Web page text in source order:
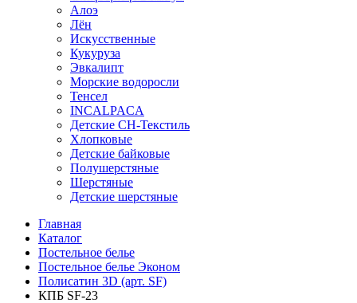
Алоэ
Лён
Искусственные
Кукуруза
Эвкалипт
Морские водоросли
Тенсел
INCALPACA
Детские СН-Текстиль
Хлопковые
Детские байковые
Полушерстяные
Шерстяные
Детские шерстяные
Главная
Каталог
Постельное белье
Постельное белье Эконом
Полисатин 3D (арт. SF)
КПБ SF-23